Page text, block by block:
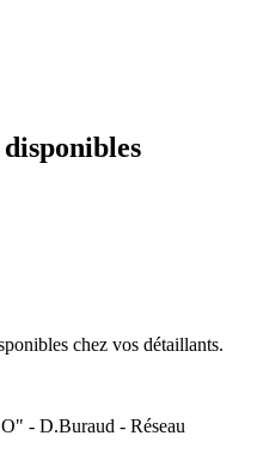
chez vos détaillants.
- D.Buraud - Réseau